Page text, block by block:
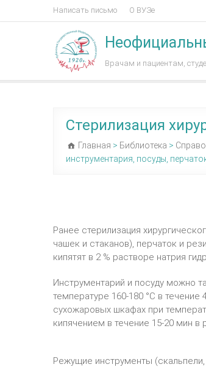
Написать письмо О ВУЗе
Врачам и пациентам,
Стерилизация
Главная > Библиотека >
инструментария, посуды,
Ранее стерилизация
чашек и стаканов), перчаток и
кипятят в 2 % растворе натрия
Инструментарий и посуду можно
температуре 160-180 °С в
сухожаровых шкафах при
кипячением в течение 15-20 мин в
Режущие инструменты (скальпели,